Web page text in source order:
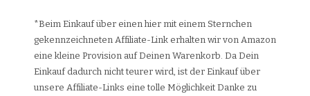
*Beim Einkauf über einen hier mit einem Sternchen
gekennzeichneten Affiliate-Link erhalten wir von Amazon
eine kleine Provision auf Deinen Warenkorb. Da Dein
Einkauf dadurch nicht teurer wird, ist der Einkauf über
unsere Affiliate-Links eine tolle Möglichkeit Danke zu